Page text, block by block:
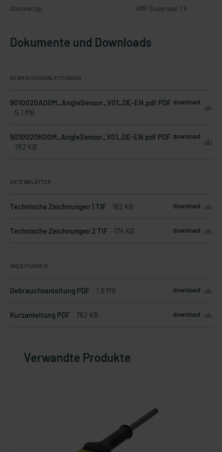
Steckertyp: AMP Superseal 1.5
Dokumente und Downloads
GEBRAUCHSANLEITUNGEN
9010020A00M_AngleSensor_V01_DE-EN.pdf PDF
5.1 MB
download
9010020K00M_AngleSensor_V01_DE-EN.pdf PDF
762 KB
download
DATENBLÄTTER
Technische Zeichnungen 1 TIF 182 KB download
Technische Zeichnungen 2 TIF 174 KB download
ANLEITUNGEN
Gebrauchsanleitung PDF 1.9 MB download
Kurzanleitung PDF 762 KB download
Verwandte Produkte